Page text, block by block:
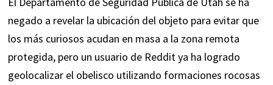
negado a revelar la ubicación del objeto para evitar que
los más curiosos acudan en masa a la zona remota
protegida, pero un usuario de Redditya ha logrado
geolocalizar el obelisco utilizando formaciones rocosas